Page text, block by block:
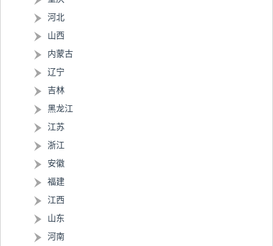
河北
山西
内蒙古
辽宁
吉林
黑龙江
江苏
浙江
安徽
福建
江西
山东
河南